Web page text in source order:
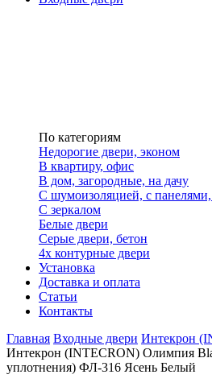
По категориям
Недорогие двери, эконом
В квартиру, офис
В дом, загородные, на дачу
С шумоизоляцией, с
С зеркалом
Белые двери
Серые двери, бетон
4х контурные двери
Установка
Доставка и оплата
Статьи
Контакты
Главная Входные двери Интекрон
Интекрон (INTECRON) Олимпия
уплотнения) ФЛ-316 Ясень Белый